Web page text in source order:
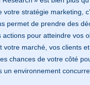
votre stratégie marketing,
permet de prendre des
actions pour atteindre vos
votre marché, vos clients
chances de votre côté
un environnement